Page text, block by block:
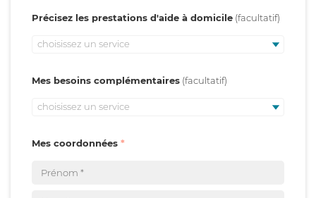
Précisez les prestations d'aide à domicile
choisissez un service
Mes besoins complémentaires
choisissez un service
Mes coordonnées